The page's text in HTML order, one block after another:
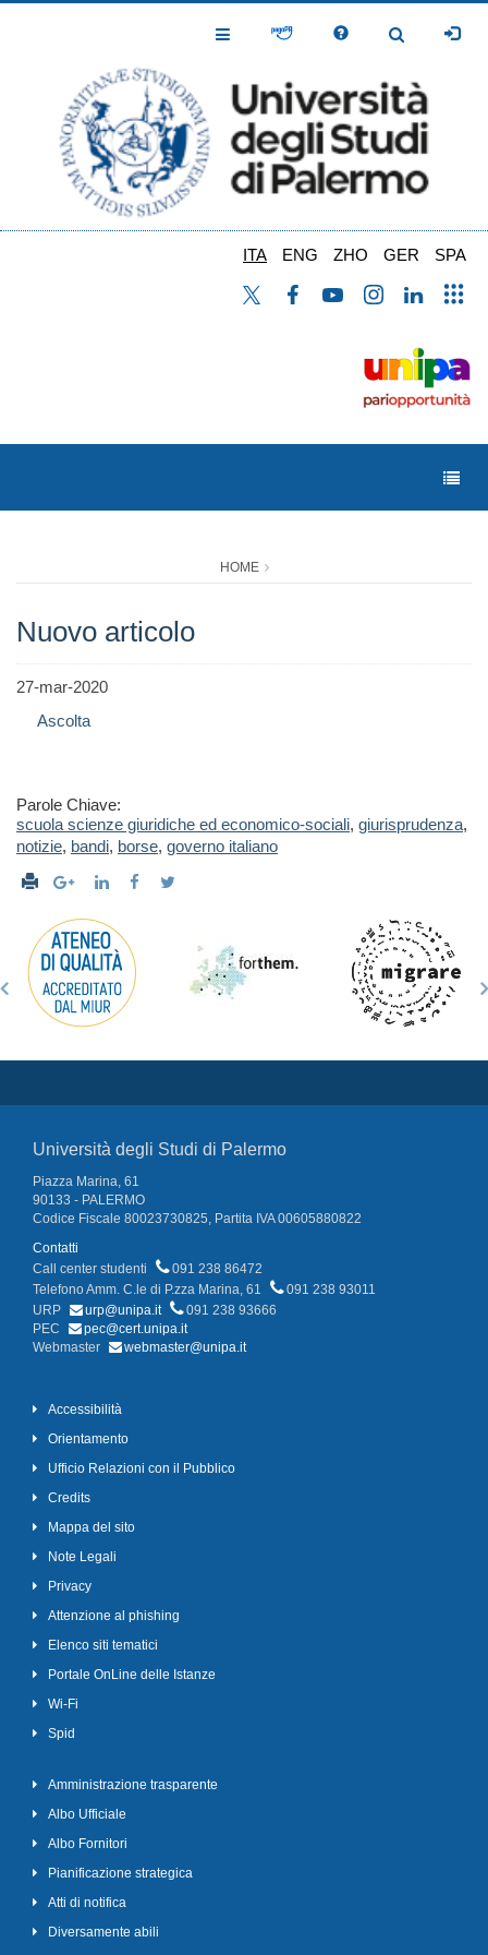
Toggle
Toggle
ITA ENG ZHO GER SPA
HOME
Nuovo articolo
27-mar-2020
Ascolta
Parole Chiave:
scuola scienze giuridiche ed economico-sociali, giurisprudenza,
notizie, bandi, borse, governo italiano
Università degli Studi di Palermo
Piazza Marina, 61
90133 - PALERMO
Codice Fiscale 80023730825, Partita IVA 00605880822
Contatti
Call center studenti
091 238 86472
Telefono Amm. C.le di P.zza Marina, 61
091 238 93011
URP
urp@unipa.it
091 238 93666
PEC
pec@cert.unipa.it
Webmaster
webmaster@unipa.it
Accessibilità
Orientamento
Ufficio Relazioni con il Pubblico
Credits
Mappa del sito
Note Legali
Privacy
Attenzione al phishing
Elenco siti tematici
Portale OnLine delle Istanze
Wi-Fi
Spid
Amministrazione trasparente
Albo Ufficiale
Albo Fornitori
Pianificazione strategica
Atti di notifica
Diversamente abili